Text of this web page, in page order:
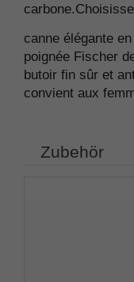
canne élégante
poignée Fischer
butoir fin sûr et
convient aux
Zubehör